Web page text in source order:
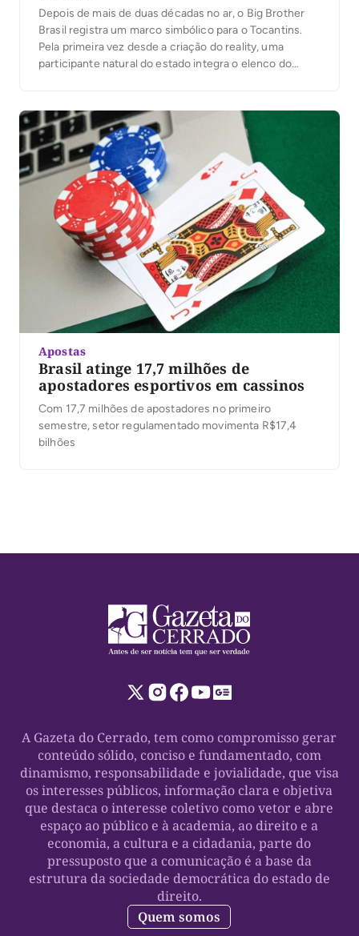
Depois de mais de duas décadas no ar, o Big Brother
Brasil registra um marco simbólico para o Tocantins.
Pela primeira vez desde a criação do reality, uma
participante natural do estado integra o elenco do
no BBB, […]
Apostas
Brasil atinge 17,7 milhões de
apostadores esportivos em cassinos
Com 17,7 milhões de apostadores no primeiro
semestre, setor regulamentado movimenta R$17,4
bilhões
A Gazeta do Cerrado, tem como compromisso gerar
conteúdo sólido, conciso e fundamentado, com
dinamismo, responsabilidade e jovialidade, que visa
os interesses públicos, informação clara e objetiva
que destaca o interesse coletivo como vetor e abre
espaço ao público e à academia, ao direito e a
economia, a cultura e a cidadania, parte do
pressuposto que a comunicação é a base da
estrutura da sociedade democrática do estado de
direito.
Quem somos